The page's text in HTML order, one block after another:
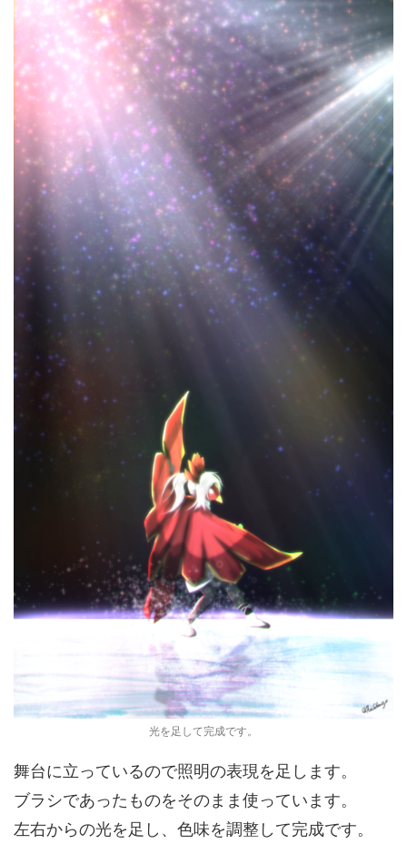
光を足して完成です。
舞台に立っているので照明の表現を足します。
ブラシであったものをそのまま使っています。
左右からの光を足し、色味を調整して完成です。